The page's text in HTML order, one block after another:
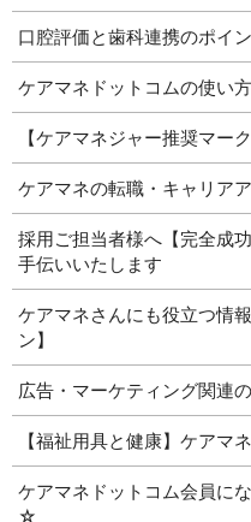
口腔評価と歯科連携のポイ
ケアマネドットコムの使い
【ケアマネジャー推奨マー
ケアマネの転職・キャリア
採用ご担当者様へ【完全成
手伝いいたします
ケアマネさんにも役立つ情
ン】
広告・マーケティング関連
【福祉用具と健康】ケアマ
ケアマネドットコム会員に
☆